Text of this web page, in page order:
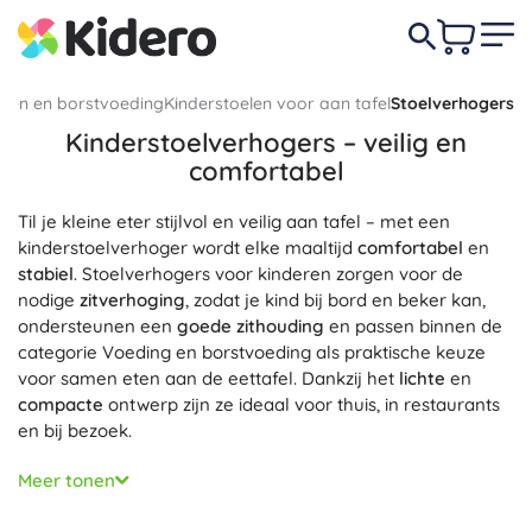
en borstvoedingKinderstoelen voor aan tafelStoelverhogers
Kinderstoelverhogers – veilig en
comfortabel
Til je kleine eter stijlvol en veilig aan tafel – met een
kinderstoelverhoger wordt elke maaltijd comfortabel en
stabiel. Stoelverhogers voor kinderen zorgen voor de
nodige zitverhoging, zodat je kind bij bord en beker kan,
ondersteunen een goede zithouding en passen binnen de
categorie Voeding en borstvoeding als praktische keuze
voor samen eten aan de eettafel. Dankzij het lichte en
compacte ontwerp zijn ze ideaal voor thuis, in restaurants
en bij bezoek.
Veiligheid en comfort staan voorop: een
kinderstoelverhoger biedt een
Meer tonen